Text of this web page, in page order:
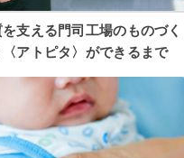
支える門司工場のものづく
アトピタ〉ができるまで